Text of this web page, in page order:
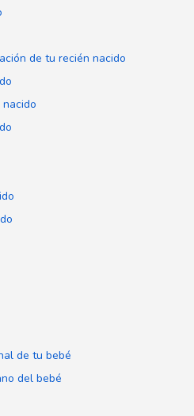
de tu recién nacido
de tu bebé
del bebé